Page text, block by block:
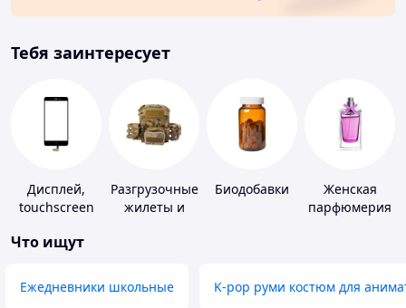
Тебя заинтересует
Дисплей,
touchscreen
телефонов
Разгрузочные
жилеты и
Биодобавки
Женская
парфюмерия
Что ищут
Ежедневники школьные K-pop руми костюм для